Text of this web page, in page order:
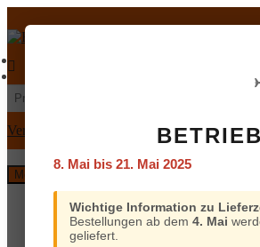
8. Mai bis 21. Mai 2025
Wichtige Information zu
Bestellungen ab dem 4. Mai
geliefert.
Navigation
springen
Inhalt
springen
Suchen
nach:
Versand und Bezahlung
Menü
Home
Custom Chrome
Motorcycle Storehouse